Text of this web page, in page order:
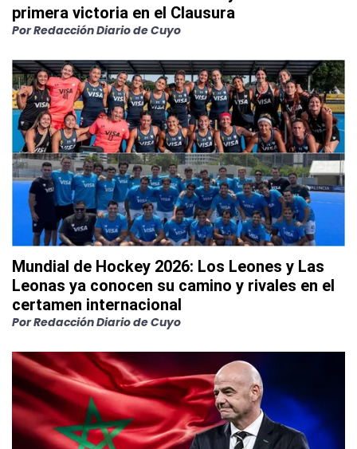
primera victoria en el Clausura
PorRedacción Diario de Cuyo
Mundial de Hockey 2026: Los Leones y Las
Leonas ya conocen su camino y rivales en el
certamen internacional
PorRedacción Diario de Cuyo